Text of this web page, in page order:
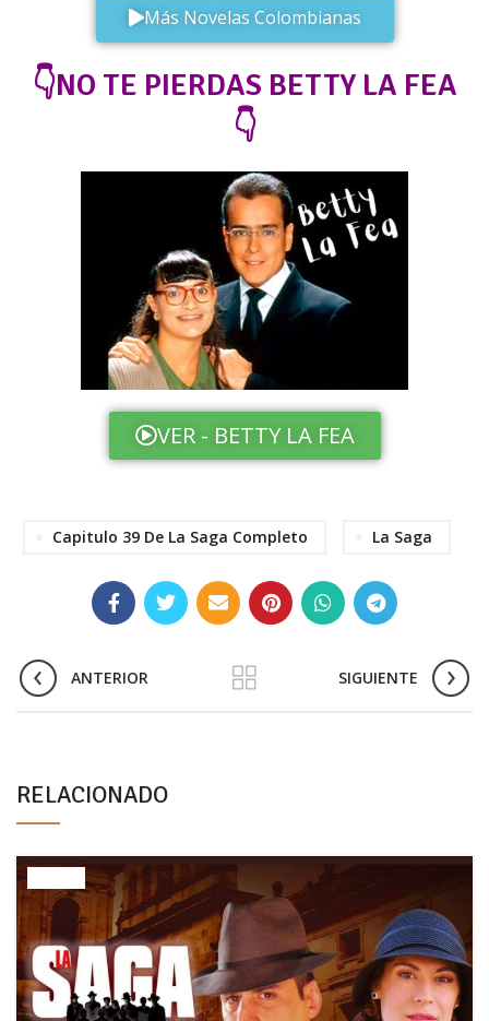
Más Novelas Colombianas
👇NO TE PIERDAS BETTY LA FEA
👇
VER - BETTY LA FEA
Capitulo 39 De La Saga Completo La Saga
ANTERIOR SIGUIENTE
RELACIONADO